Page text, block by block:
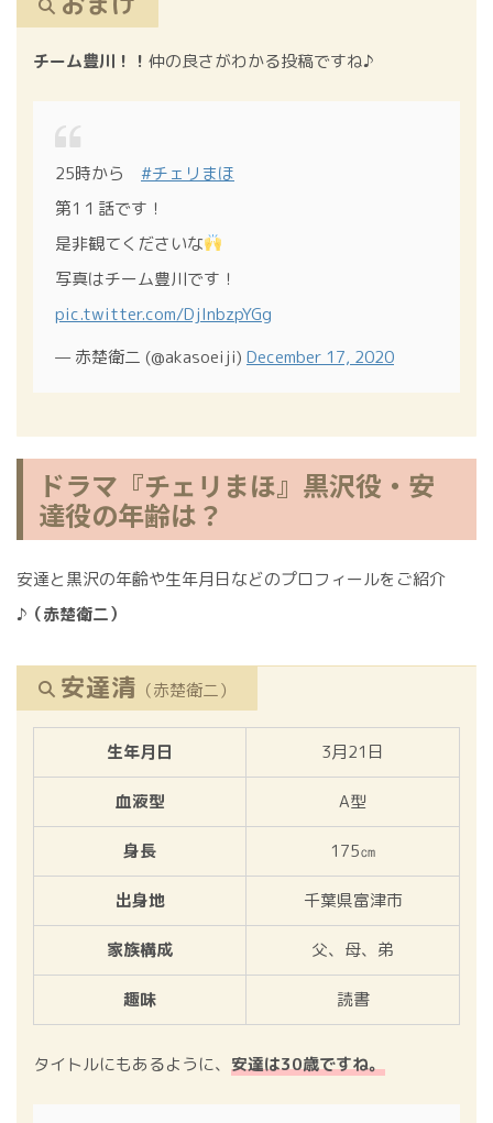
チーム豊川！！ 仲の良さがわかる投稿ですね♪
25時から #チェリまほ
第1１話です！
是非観てくださいな
写真はチーム豊川です！
pic.twitter.com/DjInbzpYGg
— 赤楚衛二 (@akasoeiji) December 17, 2020
ドラマ『チェリまほ』黒沢役・安
達役の年齢は？
安達と黒沢の年齢や生年月日などのプロフィールをご紹介
♪ （赤楚衛二）
安達清 （赤楚衛二）
生年月日 3月21日
血液型 A型
身長 175㎝
出身地 千葉県富津市
家族構成 父、母、弟
趣味 読書
タイトルにもあるように、 安達は30歳ですね。